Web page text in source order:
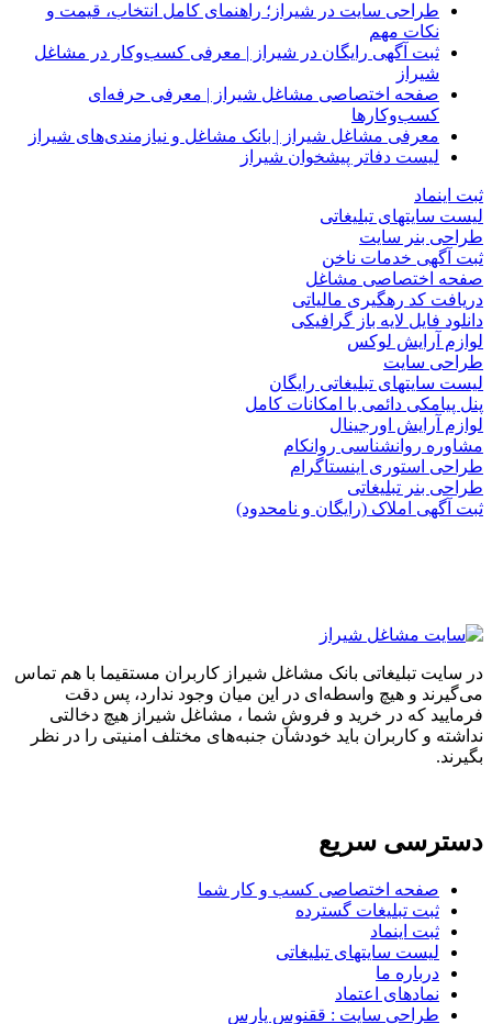
طراحی سایت در شیراز؛ راهنمای کامل انتخاب، قیمت و
نکات مهم
ثبت آگهی رایگان در شیراز | معرفی کسب‌وکار در مشاغل
شیراز
صفحه اختصاصی مشاغل شیراز | معرفی حرفه‌ای
کسب‌وکارها
معرفی مشاغل شیراز | بانک مشاغل و نیازمندی‌های شیراز
لیست دفاتر پیشخوان شیراز
ثبت اینماد
لیست سایتهای تبلیغاتی
طراحی بنر سایت
ثبت آگهی خدمات ناخن
صفحه اختصاصی مشاغل
دریافت کد رهگیری مالیاتی
دانلود فایل لایه باز گرافیکی
لوازم آرایش لوکس
طراحی سایت
لیست سایتهای تبلیغاتی رایگان
پنل پیامکی دائمی با امکانات کامل
لوازم آرایش اورجینال
مشاوره روانشناسی روانکام
طراحی استوری اینستاگرام
طراحی بنر تبلیغاتی
ثبت آگهی املاک (رایگان و نامحدود)
در سایت تبلیغاتی بانک مشاغل شیراز کاربران مستقیما با هم تماس
می‌گیرند و هیچ واسطه‌ای در این میان وجود ندارد، پس دقت
فرمایید که در خرید و فروشِ شما ، مشاغل شیراز هیچ دخالتی
نداشته و کاربران باید خودشان جنبه‌های مختلف امنیتی را در نظر
بگیرند.
دسترسی سریع
صفحه اختصاصی کسب و کار شما
ثبت تبلیغات گسترده
ثبت اینماد
لیست سایتهای تبلیغاتی
درباره ما
نمادهای اعتماد
طراحی سایت : ققنوس پارس